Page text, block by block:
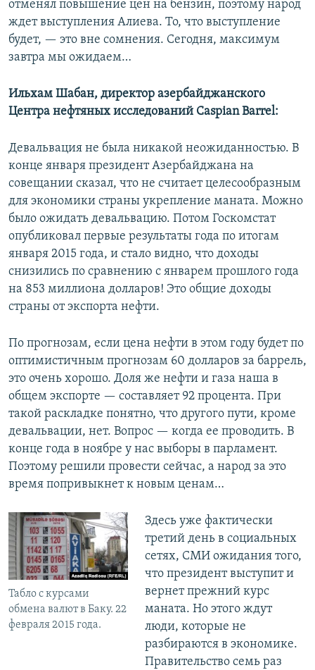
отменял повышение цен на бензин, поэтому народ
ждет выступления Алиева. То, что выступление
будет, — это вне сомнения. Сегодня, максимум
завтра мы ожидаем…
Ильхам Шабан, директор азербайджанского
Центра нефтяных исследований Caspian Barrel:
Девальвация не была никакой неожиданностью. В
конце января президент Азербайджана на
совещании сказал, что не считает целесообразным
для экономики страны укрепление маната. Можно
было ожидать девальвацию. Потом Госкомстат
опубликовал первые результаты года по итогам
января 2015 года, и стало видно, что доходы
снизились по сравнению с январем прошлого года
на 853 миллиона долларов! Это общие доходы
страны от экспорта нефти.
По прогнозам, если цена нефти в этом году будет по
оптимистичным прогнозам 60 долларов за баррель,
это очень хорошо. Доля же нефти и газа наша в
общем экспорте — составляет 92 процента. При
такой раскладке понятно, что другого пути, кроме
девальвации, нет. Вопрос — когда ее проводить. В
конце года в ноябре у нас выборы в парламент.
Поэтому решили провести сейчас, а народ за это
время попривыкнет к новым ценам…
Табло с курсами
обмена валют в Баку. 22
февраля 2015 года.
Здесь уже фактически
третий день в социальных
сетях, СМИ ожидания того,
что президент выступит и
вернет прежний курс
маната. Но этого ждут
люди, которые не
разбираются в экономике.
Правительство семь раз